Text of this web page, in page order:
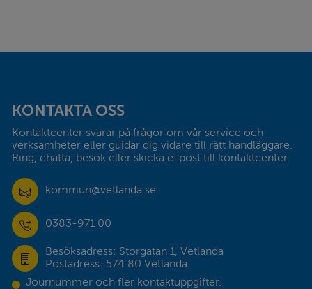
KONTAKTA OSS
Kontaktcenter svarar på frågor om vår service och
verksamheter eller guidar dig vidare till rätt handläggare.
Ring, chatta, besök eller skicka e-post till kontaktcenter.
kommun@vetlanda.se
0383-971 00
Besöksadress: Storgatan 1, Vetlanda
Postadress: 574 80 Vetlanda
Journummer och fler kontaktuppgifter.